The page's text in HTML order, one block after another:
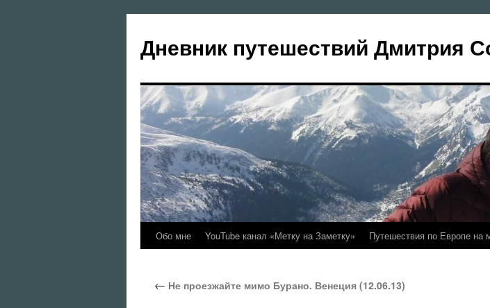
содержимому
Дневник путешествий Дмитрия
Обо мне YouTube канал «Метку на Заметку» Путешествия по Европе на
← Не проезжайте мимо Бурано. Венеция (12.06.13)